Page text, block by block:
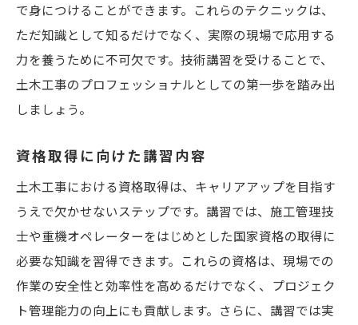
で身につけることができます。これらのテクニックは、
ただ知識として知るだけでなく、実際の現場で応用する
力を養うために不可欠です。技術講習を受けることで、
土木工事のプロフェッショナルとしての第一歩を踏み出
しましょう。
資格取得に向けた講習内容
土木工事における資格取得は、キャリアアップを目指す
うえで欠かせないステップです。講習では、施工管理技
士や重機オペレーターをはじめとした国家資格の取得に
必要な知識を習得できます。これらの資格は、現場での
作業の安全性と効率性を高めるだけでなく、プロジェク
ト管理能力の向上にも貢献します。さらに、講習では実